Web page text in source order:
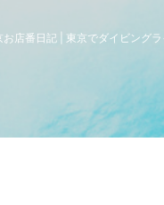
店番日記 | 東京でダイビング